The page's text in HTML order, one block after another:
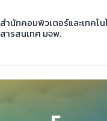
สำนักคอมพิวเตอร์และเทคโ
สารสนเทศ มจพ.